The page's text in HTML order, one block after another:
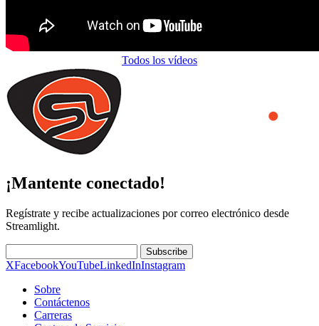
Todos los vídeos
¡Mantente conectado!
Regístrate y recibe actualizaciones por correo electrónico desde
Streamlight.
Subscribe
XFacebookYouTubeLinkedInInstagram
Sobre
Contáctenos
Carreras